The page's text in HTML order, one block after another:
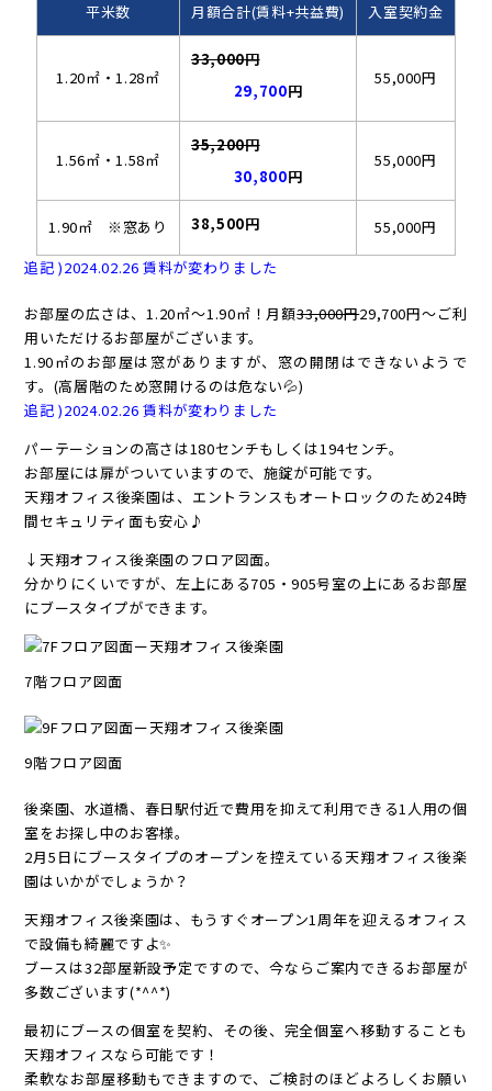
平米数 月額合計(賃料+共益費) 入室契約金
1.20㎡・1.28㎡
33,000円
29,700円
55,000円
1.56㎡・1.58㎡
35,200円
30,800円
55,000円
1.90㎡ ※窓あり 38,500円
55,000円
追記 )2024.02.26 賃料が変わりました
お部屋の広さは、1.20㎡～1.90㎡！月額33,000円29,700円～ご利
用いただけるお部屋がございます。
1.90㎡のお部屋は窓がありますが、窓の開閉はできないようで
す。(高層階のため窓開けるのは危ない💦)
追記 )2024.02.26 賃料が変わりました
パーテーションの高さは180センチもしくは194センチ。
お部屋には扉がついていますので、施錠が可能です。
天翔オフィス後楽園は、エントランスもオートロックのため24時
間セキュリティ面も安心♪
↓天翔オフィス後楽園のフロア図面。
分かりにくいですが、左上にある705・905号室の上にあるお部屋
にブースタイプができます。
7階フロア図面
9階フロア図面
後楽園、水道橋、春日駅付近で費用を抑えて利用できる1人用の個
室をお探し中のお客様。
2月5日にブースタイプのオープンを控えている天翔オフィス後楽
園はいかがでしょうか？
天翔オフィス後楽園は、もうすぐオープン1周年を迎えるオフィス
で設備も綺麗ですよ✨
ブースは32部屋新設予定ですので、今ならご案内できるお部屋が
多数ございます(*^^*)
最初にブースの個室を契約、その後、完全個室へ移動することも
天翔オフィスなら可能です！
柔軟なお部屋移動もできますので、ご検討のほどよろしくお願い